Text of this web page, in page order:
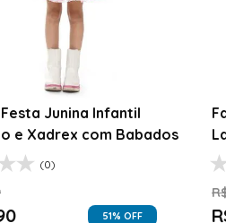
Junina Bebê Menina
Rosa Floral com Renda
47 % OFF
99, 99